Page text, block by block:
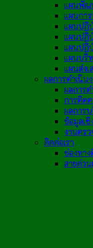
แผนพัฒ
แผนกา
แผนปฏิ
แผนปฏิ
แผนปฏิ
แผนบริ
แผนส่ง
ผลการดำเนิน
ผลการ
การติด
ผลการ
ข้อมูลเ
งานตร
ติดต่อเรา
ช่องทา
สายด่ว